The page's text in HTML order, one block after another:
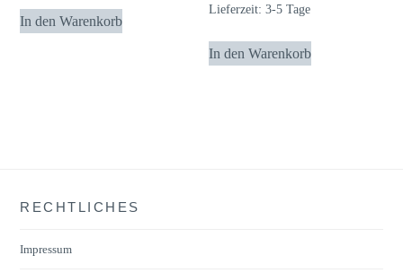
In den Warenkorb
Lieferzeit:3-5 Tage
In den Warenkorb
RECHTLICHES
Impressum